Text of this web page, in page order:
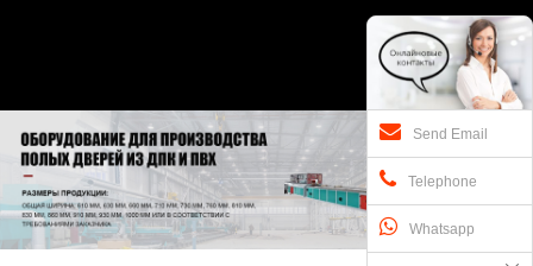
Send Email
Telephone
Whatsapp